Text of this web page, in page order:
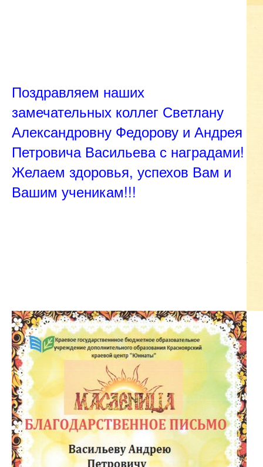
Поздравляем наших
замечательных коллег Светлану
Александровну Федорову и Андрея
Петровича Васильева с наградами!
Желаем здоровья, успехов Вам и
Вашим ученикам!!!